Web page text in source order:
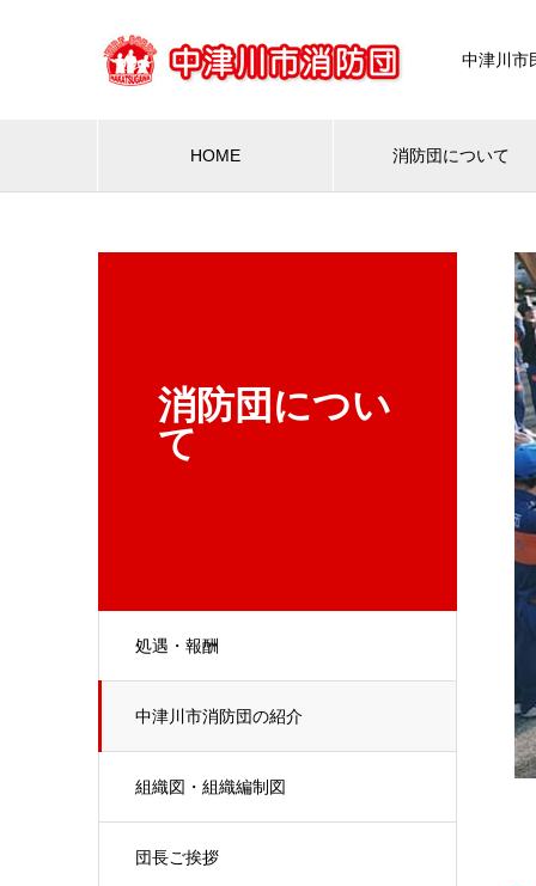
中津川市
HOME 消防団について
消防団につい
て
処遇・報酬
中津川市消防団の紹介
組織図・組織編制図
団長ご挨拶